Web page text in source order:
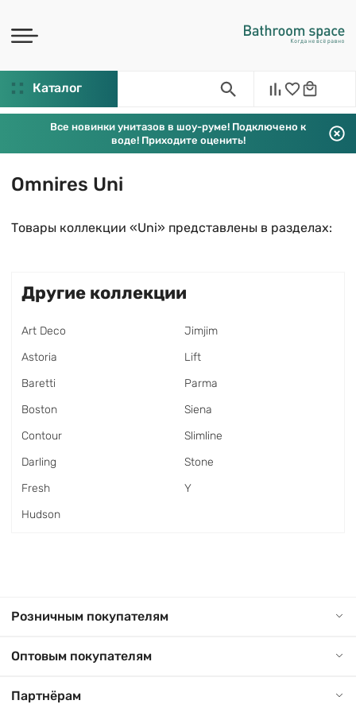
Каталог
Все новинки унитазов в шоу-руме! Подключено к
воде! Приходите оценить!
Omnires Uni
Товары коллекции «Uni» представлены в разделах:
Другие коллекции
Art Deco
Astoria
Baretti
Boston
Contour
Darling
Fresh
Hudson
Jimjim
Lift
Parma
Siena
Slimline
Stone
Y
Розничным покупателям
Оптовым покупателям
Партнёрам